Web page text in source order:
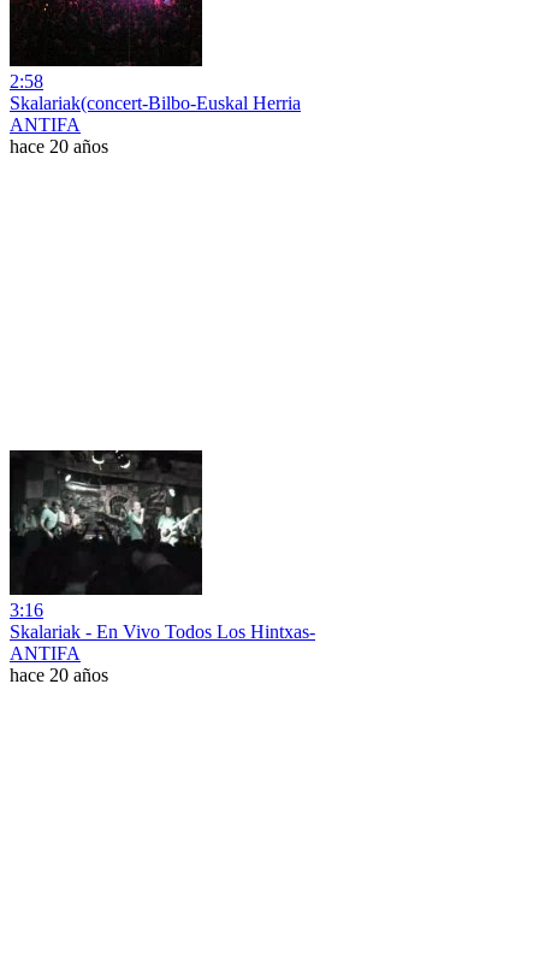
2:58
Skalariak(concert-Bilbo-Euskal Herria
ANTIFA
hace 20 años
3:16
Skalariak - En Vivo Todos Los Hintxas-
ANTIFA
hace 20 años